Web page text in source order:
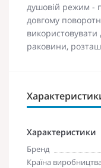
душовій режим -
довгому
використовувати
раковини,
Характеристики
Бренд
Країна